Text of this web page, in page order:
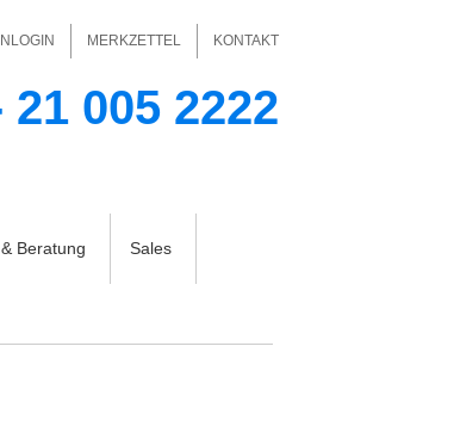
MERKZETTEL KONTAKT
21 005 2222
Beratung Sales